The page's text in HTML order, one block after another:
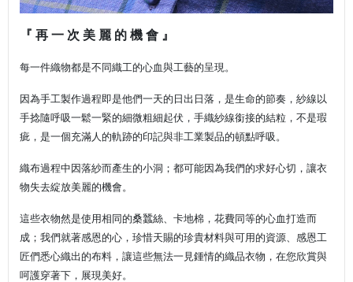
『 再 一 次 美 麗 的 機 會 』
每一件織物都是不同織工的心血與工藝的呈現。
因為手工製作過程即是他們一天的日出日落，是生命的節奏，紗線以
手捻隨呼吸一鬆一緊的細微粗細起伏，手織紗線銜接的結粒，不是瑕
疵，是一個充滿人的軌跡的印記與非工業製品的頓點呼吸。
織布過程中因落紗而產生的小洞；都可能因為我們的求好心切，讓衣
物失去綻放美麗的機會。
這些衣物然是使用相同的桑蠶絲、卡地棉，花費同等的心血打造而
成；我們就著感恩的心，珍惜天賜的珍貴材料與可用的資源、感恩工
匠們悉心織出的布料，讓這些無法一見鍾情的織品衣物，在您欣賞與
呵護穿著下，展現美好。